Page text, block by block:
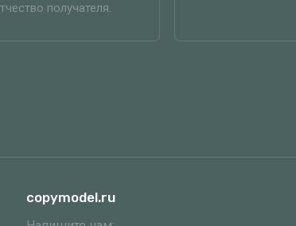
получателя.
copymodel.ru